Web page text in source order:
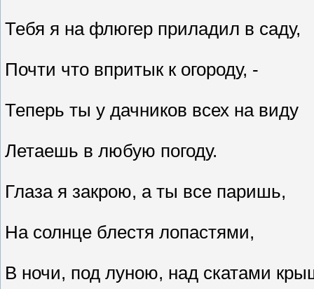
Тебя я на флюгер приладил в саду,
Почти что впритык к огороду, -
Теперь ты у дачников всех на виду
Летаешь в любую погоду.
Глаза я закрою, а ты все паришь,
На солнце блестя лопастями,
В ночи, под луною, над скатами